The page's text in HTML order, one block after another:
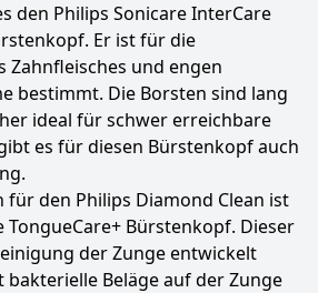
den Philips Sonicare InterCare
Er ist für die
Zahnfleisches und engen
bestimmt. Die Borsten sind lang
ideal für schwer erreichbare
es für diesen Bürstenkopf auch
für den Philips Diamond Clean ist
TongueCare+ Bürstenkopf. Dieser
der Zunge entwickelt
Beläge auf der Zunge